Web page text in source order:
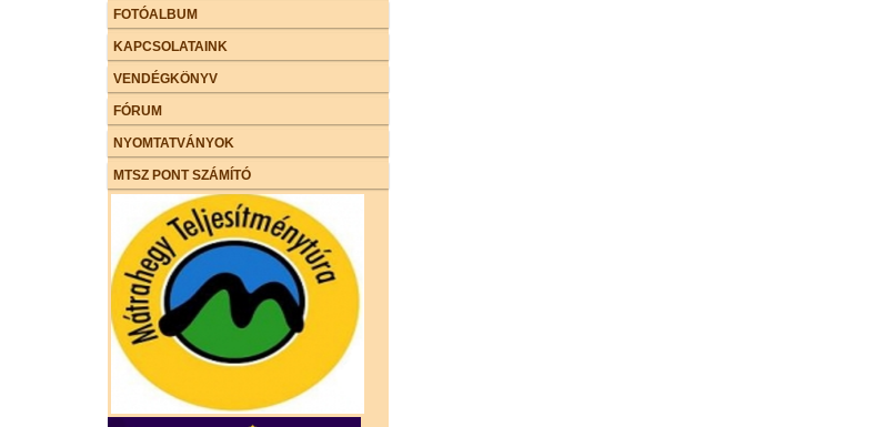
FOTÓALBUM
KAPCSOLATAINK
VENDÉGKÖNYV
FÓRUM
NYOMTATVÁNYOK
MTSZ PONT SZÁMÍTÓ